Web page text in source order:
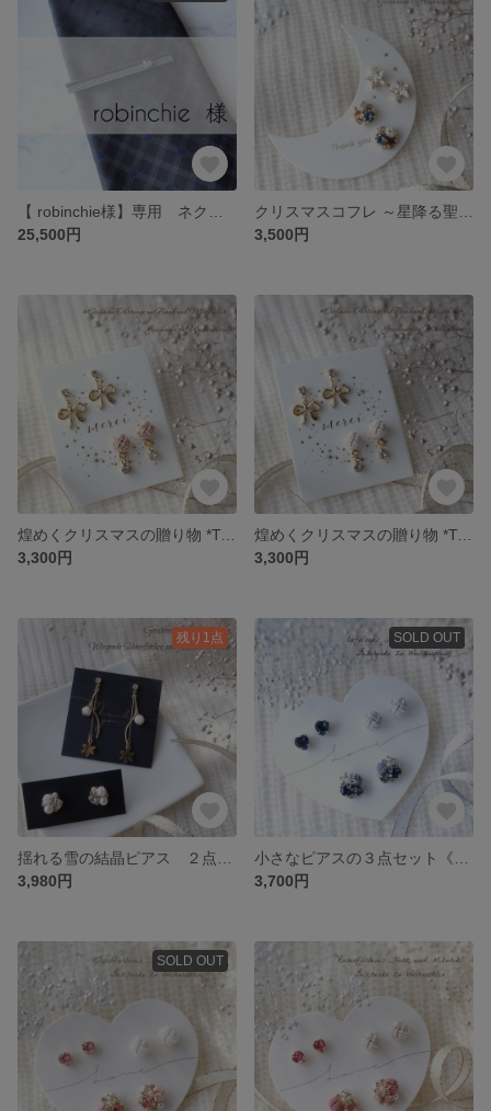
25,500円
3,500円
3,300円
3,300円
残り1点
3,980円
SOLD OUT
3,700円
SOLD OUT